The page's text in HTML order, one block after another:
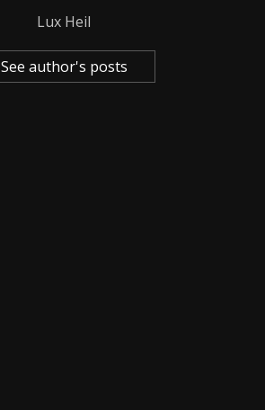
Lux Heil
See author's posts